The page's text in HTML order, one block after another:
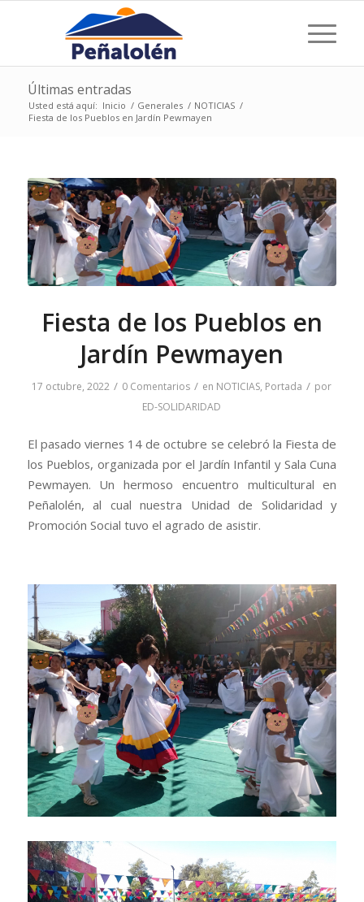
Últimas entradas
Usted está aquí: Inicio / Generales / NOTICIAS /
Fiesta de los Pueblos en Jardín Pewmayen
Fiesta de los Pueblos en
Jardín Pewmayen
17 octubre, 2022 / 0 Comentarios / en NOTICIAS, Portada / por
ED-SOLIDARIDAD
El pasado viernes 14 de octubre se celebró la Fiesta de
los Pueblos, organizada por el Jardín Infantil y Sala Cuna
Pewmayen. Un hermoso encuentro multicultural en
Peñalolén, al cual nuestra Unidad de Solidaridad y
Promoción Social tuvo el agrado de asistir.